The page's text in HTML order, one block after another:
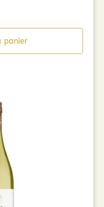
panier